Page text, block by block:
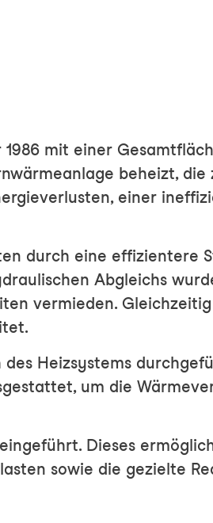
mit einer
beheizt, die
einer
durch eine effizientere
Abgleichs
vermieden.
Heizsystems
um die
Dieses
sowie die gezielte